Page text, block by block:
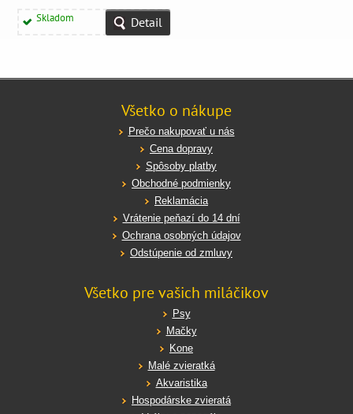
Skladom Detail
Všetko o nákupe
Prečo nakupovať u nás
Cena dopravy
Spôsoby platby
Obchodné podmienky
Reklamácia
Vrátenie peňazí do 14 dní
Ochrana osobných údajov
Odstúpenie od zmluvy
Všetko pre vašich miláčikov
Psy
Mačky
Kone
Malé zvieratká
Akvaristika
Hospodárske zvieratá